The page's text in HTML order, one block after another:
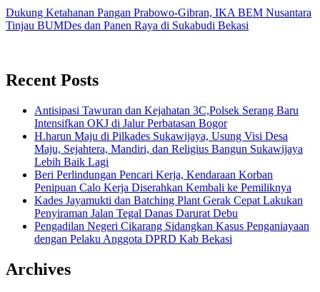
Dukung Ketahanan Pangan Prabowo-Gibran, IKA BEM Nusantara
Tinjau BUMDes dan Panen Raya di Sukabudi Bekasi
Recent Posts
Antisipasi Tawuran dan Kejahatan 3C,Polsek Serang Baru
Intensifkan OKJ di Jalur Perbatasan Bogor
H.harun Maju di Pilkades Sukawijaya, Usung Visi Desa
Maju, Sejahtera, Mandiri, dan Religius Bangun Sukawijaya
Lebih Baik Lagi
Beri Perlindungan Pencari Kerja, Kendaraan Korban
Penipuan Calo Kerja Diserahkan Kembali ke Pemiliknya
Kades Jayamukti dan Batching Plant Gerak Cepat Lakukan
Penyiraman Jalan Tegal Danas Darurat Debu
Pengadilan Negeri Cikarang Sidangkan Kasus Penganiayaan
dengan Pelaku Anggota DPRD Kab Bekasi
Archives